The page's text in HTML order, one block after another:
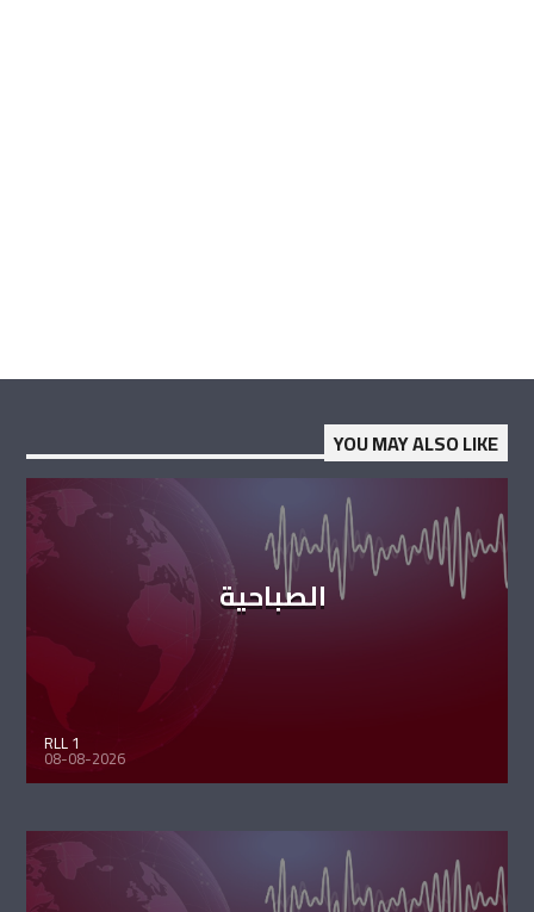
YOU MAY ALSO LIKE
الصباحية
RLL 1
08-08-2026